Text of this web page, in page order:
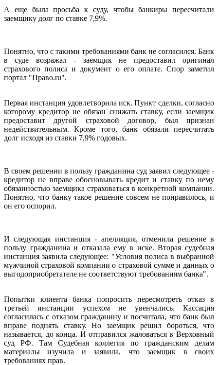
А еще была просьба к суду, чтобы банкиры пересчитали
заемщику долг по ставке 7,9%.
Понятно, что с такими требованиями банк не согласился. Банк
в суде возражал - заемщик не предоставил оригинал
страхового полиса и документ о его оплате. Спор заметил
портал "Право.ru".
Первая инстанция удовлетворила иск. Пункт сделки, согласно
которому кредитор не обязан снижать ставку, если заемщик
предоставит другой страховой договор, был признан
недействительным. Кроме того, банк обязали пересчитать
долг исходя из ставки 7,9% годовых.
В своем решении в пользу гражданина суд заявил следующее -
кредитор не вправе обосновывать кредит и ставку по нему
обязанностью заемщика страховаться в конкретной компании.
Понятно, что банку такое решение совсем не понравилось, и
он его оспорил.
И следующая инстанция - апелляция, отменила решение в
пользу гражданина и отказала ему в иске. Вторая судебная
инстанция заявила следующее: "Условия полиса в выбранной
мужчиной страховой компании о страховой сумме и данных о
выгодоприобретателе не соответствуют требованиям банка".
Попытки клиента банка попросить пересмотреть отказ в
третьей инстанции успехом не увенчались. Кассация
согласилась с отказом гражданину и посчитала, что банк был
вправе поднять ставку. Но заемщик решил бороться, что
называется, до конца. И отправился жаловаться в Верховный
суд РФ. Там Судебная коллегия по гражданским делам
материалы изучила и заявила, что заемщик в своих
требованиях прав.